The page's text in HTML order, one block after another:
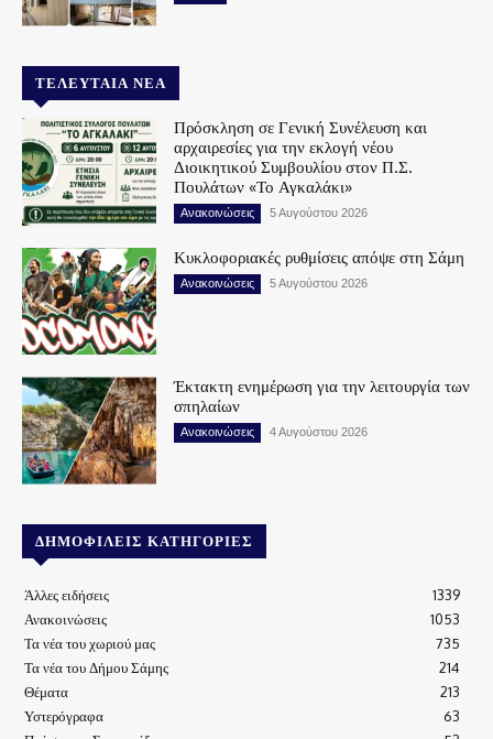
ΤΕΛΕΥΤΑΊΑ ΝΈΑ
Πρόσκληση σε Γενική Συνέλευση και
αρχαιρεσίες για την εκλογή νέου
Διοικητικού Συμβουλίου στον Π.Σ.
Πουλάτων «Το Αγκαλάκι»
Ανακοινώσεις 5 Αυγούστου 2026
Κυκλοφοριακές ρυθμίσεις απόψε στη Σάμη
Ανακοινώσεις 5 Αυγούστου 2026
Έκτακτη ενημέρωση για την λειτουργία των
σπηλαίων
Ανακοινώσεις 4 Αυγούστου 2026
ΔΗΜΟΦΙΛΕΊΣ ΚΑΤΗΓΟΡΊΕΣ
Άλλες ειδήσεις
1339
Ανακοινώσεις
1053
Τα νέα του χωριού μας
735
Τα νέα του Δήμου Σάμης
214
Θέματα
213
Υστερόγραφα
63